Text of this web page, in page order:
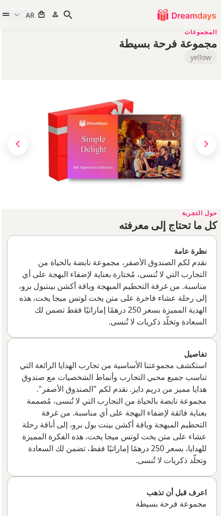
AR
المجموعات
مجموعة فرحة بسيطة
yellow
حول التجربة
كل ما تحتاج إلى معرفته
نظرة عامة
نقدم لكم الصندوق الأصفر، مجموعة نابضة بالحياة من
التجارب التي لا تُنسى، مُختارة بعناية لإضفاء البهجة على أي
مناسبة. من غرفة التحطيم المبهجة وباقة أكشن بينتبول برو،
إلى رحلة عشاء فاخرة على متن يخت لوتس ميجا يخت، هذه
الهدية المميزة بسعر 250 درهمًا إماراتيًا فقط تضمن لك
السعادة وتخلّد ذكريات لا تُنسى.
تفاصيل
استكشف مجموعتنا الأساسية من تجارب الهدايا الرائعة التي
تناسب جميع محبي التجارب وأنماط الشخصيات مع صندوق
هدايا مميز من دريم دايز. نقدم لكم "الصندوق الأصفر".
مجموعة نابضة بالحياة من التجارب التي لا تُنسى، مُصممة
بعناية فائقة لإضفاء البهجة على أي مناسبة. من غرفة
التحطيم المبهجة وباقة أكشن بينت بول برو، إلى أناقة رحلة
عشاء على متن يخت لوتس ميجا يخت، هذه الفكرة المميزة
للهدايا، بسعر 250 درهمًا إماراتيًا فقط، تضمن لك السعادة
وتخلّد ذكريات لا تُنسى.
اعرف قبل أن تذهب
مجموعة فرحة بسيطة